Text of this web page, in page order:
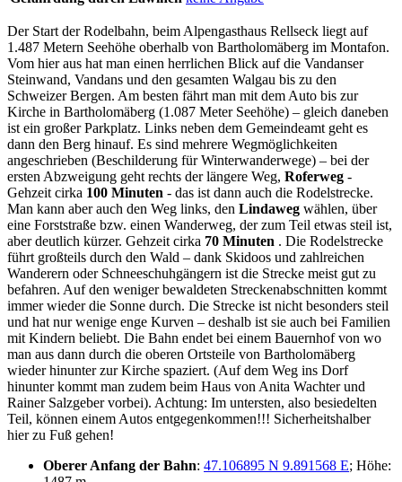
Der Start der Rodelbahn, beim Alpengasthaus Rellseck liegt auf
1.487 Metern Seehöhe oberhalb von Bartholomäberg im Montafon.
Vom hier aus hat man einen herrlichen Blick auf die Vandanser
Steinwand, Vandans und den gesamten Walgau bis zu den
Schweizer Bergen. Am besten fährt man mit dem Auto bis zur
Kirche in Bartholomäberg (1.087 Meter Seehöhe) – gleich daneben
ist ein großer Parkplatz. Links neben dem Gemeindeamt geht es
dann den Berg hinauf. Es sind mehrere Wegmöglichkeiten
angeschrieben (Beschilderung für Winterwanderwege) – bei der
ersten Abzweigung geht rechts der längere Weg, Roferweg -
Gehzeit cirka 100 Minuten - das ist dann auch die Rodelstrecke.
Man kann aber auch den Weg links, den Lindaweg wählen, über
eine Forststraße bzw. einen Wanderweg, der zum Teil etwas steil ist,
aber deutlich kürzer. Gehzeit cirka 70 Minuten . Die Rodelstrecke
führt großteils durch den Wald – dank Skidoos und zahlreichen
Wanderern oder Schneeschuhgängern ist die Strecke meist gut zu
befahren. Auf den weniger bewaldeten Streckenabschnitten kommt
immer wieder die Sonne durch. Die Strecke ist nicht besonders steil
und hat nur wenige enge Kurven – deshalb ist sie auch bei Familien
mit Kindern beliebt. Die Bahn endet bei einem Bauernhof von wo
man aus dann durch die oberen Ortsteile von Bartholomäberg
wieder hinunter zur Kirche spaziert. (Auf dem Weg ins Dorf
hinunter kommt man zudem beim Haus von Anita Wachter und
Rainer Salzgeber vorbei). Achtung: Im untersten, also besiedelten
Teil, können einem Autos entgegenkommen!!! Sicherheitshalber
hier zu Fuß gehen!
Oberer Anfang der Bahn: 47.106895 N 9.891568 E; Höhe: